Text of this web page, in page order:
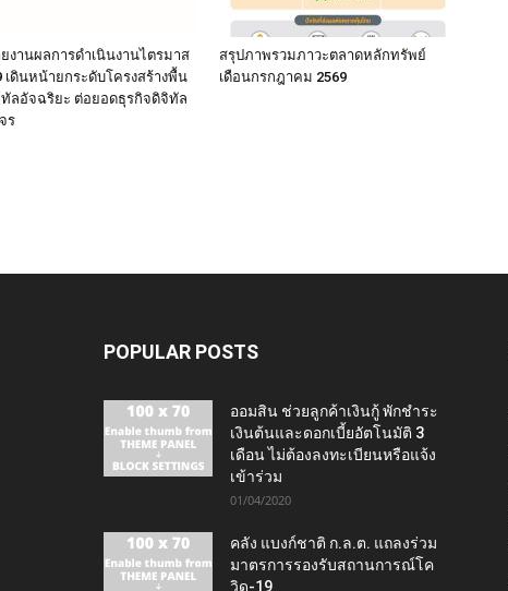
งานผลการดำเนินงานไตรมาส
เดินหน้ายกระดับโครงสร้างพื้น
ลอัจฉริยะ ต่อยอดธุรกิจดิจิทัล
ร
สรุปภาพรวมภาวะตลาดหลักทรัพย์
เดือนกรกฎาคม 2569
POPULAR POSTS
ออมสิน ช่วยลูกค้าเงินกู้ พักชำระ
เงินต้นและดอกเบี้ยอัตโนมัติ 3
เดือน ไม่ต้องลงทะเบียนหรือแจ้ง
เข้าร่วม
01/04/2020
คลัง แบงก์ชาติ ก.ล.ต. แถลงร่วม
มาตรการรองรับสถานการณ์โค
วิด-19